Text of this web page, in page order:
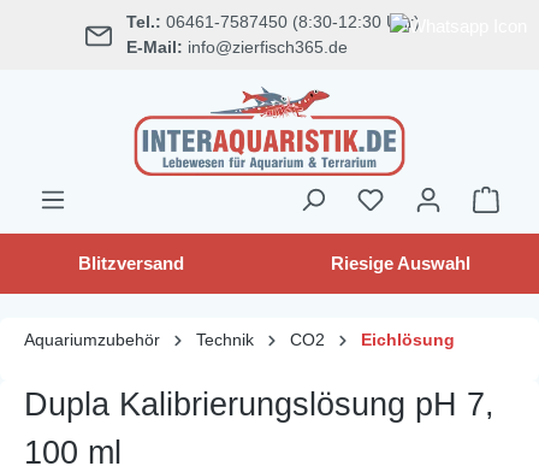
springen Tel.: 06461-7587450 (8:30-12:30 Uhr)
E-Mail: info@zierfisch365.de
Blitzversand Riesige Auswahl
Aquariumzubehör Technik CO2 Eichlösung
Dupla Kalibrierungslösung pH 7,
100 ml